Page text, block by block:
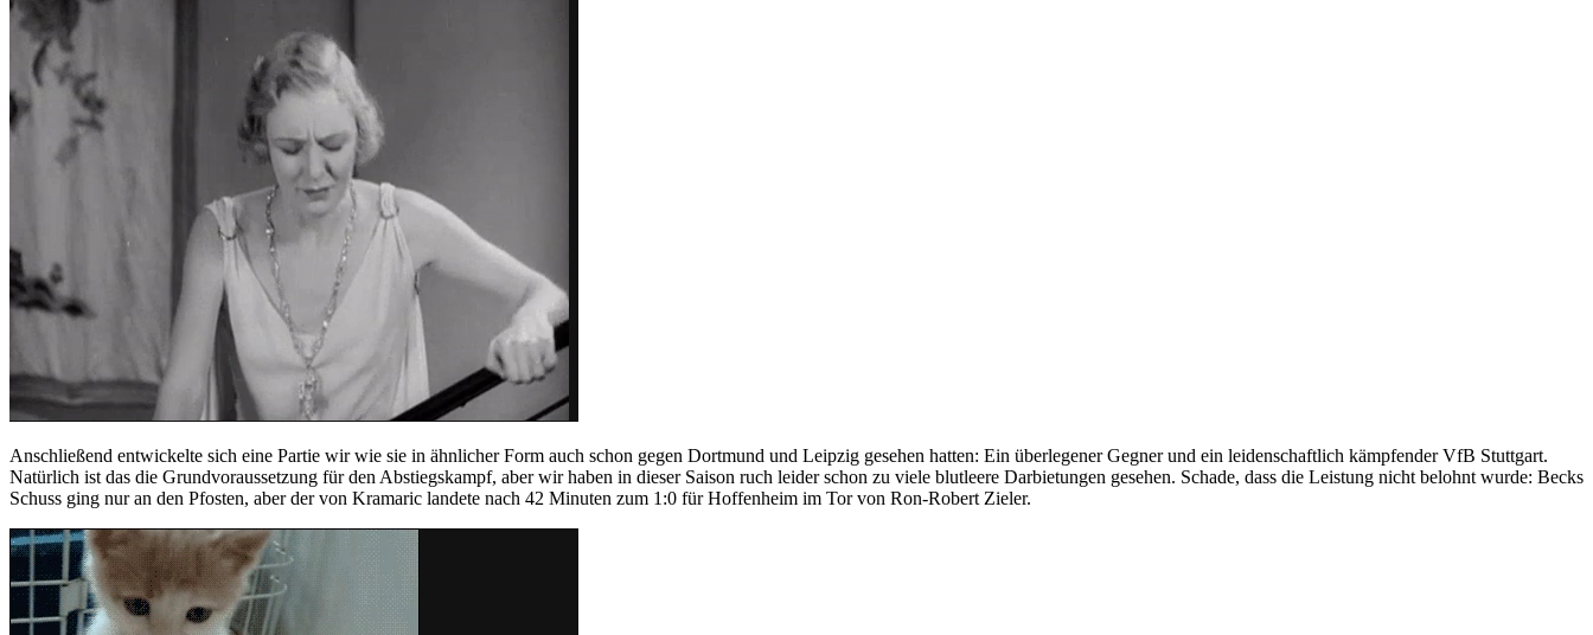
Anschließend entwickelte sich eine Partie wir wie sie in ähnlicher Form auch schon gegen Dortmund und Leipzig gesehen hatten: Ein überlegener Gegner und ein leidenschaftlich kämpfender VfB Stuttgart.
Natürlich ist das die Grundvoraussetzung für den Abstiegskampf, aber wir haben in dieser Saison ruch leider schon zu viele blutleere Darbietungen gesehen. Schade, dass die Leistung nicht belohnt wurde: Becks
Schuss ging nur an den Pfosten, aber der von Kramaric landete nach 42 Minuten zum 1:0 für Hoffenheim im Tor von Ron-Robert Zieler.